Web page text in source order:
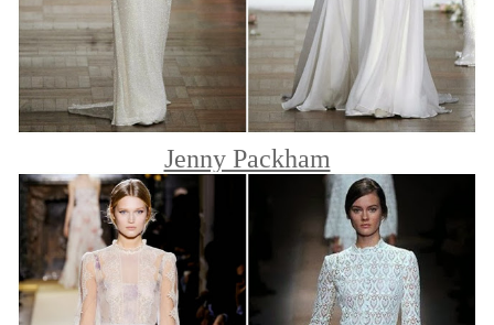
Jenny Packham